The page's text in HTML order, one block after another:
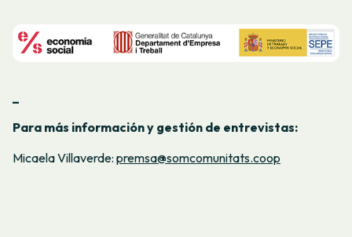
Para más información y gestión de entrevistas:
Micaela Villaverde: premsa@somcomunitats.coop